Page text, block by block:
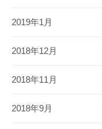
2019年1月
2018年12月
2018年11月
2018年9月